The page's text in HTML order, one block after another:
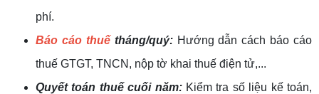
phí.
Báo cáo thuếtháng/quý: Hướng dẫn cách báo cáo
thuế GTGT, TNCN, nộp tờ khai thuế điện tử,...
Quyết toán thuế cuối năm:Kiểm tra số liệu kế toán,